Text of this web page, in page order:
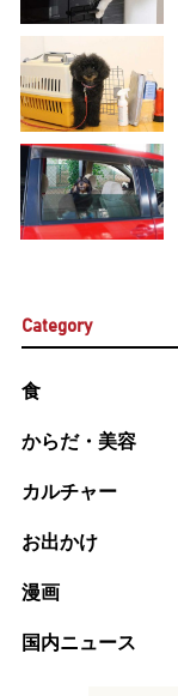
Category
食
からだ・美容
カルチャー
お出かけ
漫画
国内ニュース